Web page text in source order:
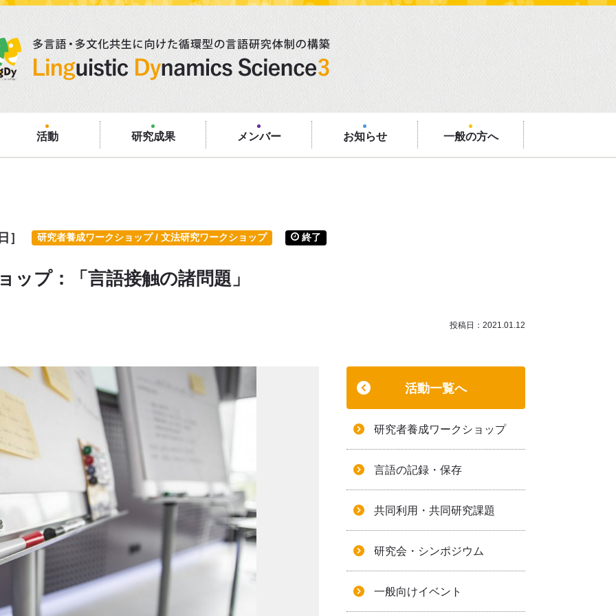
］ 研究者養成ワークショップ / 文法研究ワークショップ 終了
ップ：「言語接触の諸問題」
投稿日：2021.01.12
活動一覧へ
研究者養成ワークショップ
言語の記録・保存
共同利用・共同研究課題
研究会・シンポジウム
一般向けイベント
活動 研究成果 メンバー お知らせ 一般の方へ